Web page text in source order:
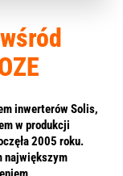
inwerterów Solis,
w produkcji
2005 roku.
największym